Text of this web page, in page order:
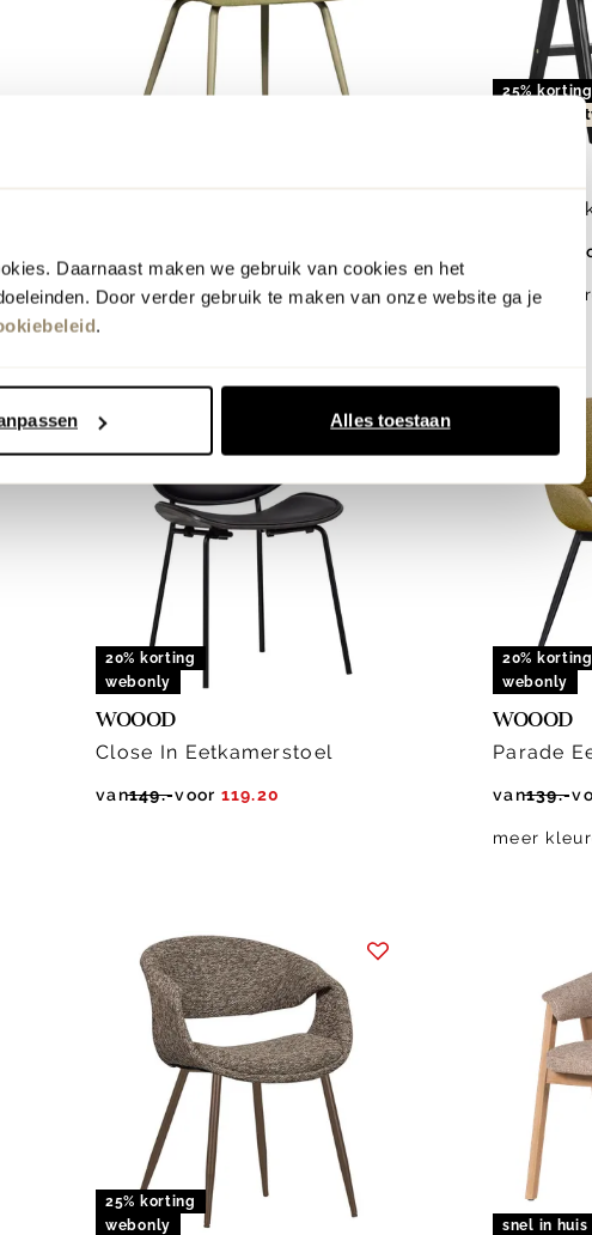
Daarnaast maken we gebruik van cookies en het
Door verder gebruik te maken van onze website ga je
.
Alles toestaan
meer kleuren
25% korting
gezien in
Gunn
meer
20% korting
webonly
WOOOD
Close In Eetkamerstoel
van149.-voor 119.20
20% korting
webonly
WOOOD
Parade
van139.-
meer
25% korting
webonly
snel in huis